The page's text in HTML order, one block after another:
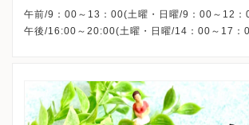
午前/9：00～13：00(土曜・日曜/9：00～12：
午後/16:00～20:00(土曜・日曜/14：00～17：